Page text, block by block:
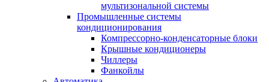
мультизональной системы
Промышленные системы
кондиционирования
Компрессорно-конденсаторные блоки
Крышные кондиционеры
Чиллеры
Фанкойлы